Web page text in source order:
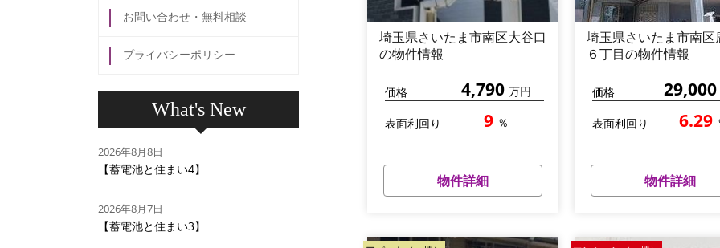
埼玉県さいたま市南区大谷口
の物件情報
価格 4,790 万円
表面利回り 9 ％
物件詳細
埼玉県さいたま市南区
６丁目の物件情報
価格 29,000
表面利回り 6.29
物件詳細
お問い合わせ・無料相談
プライバシーポリシー
What's New
2026年8月8日
【蓄電池と住まい4】
2026年8月7日
【蓄電池と住まい3】